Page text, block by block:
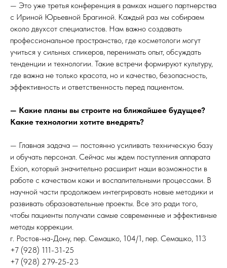
— Это уже третья конференция в рамках нашего партнерства
с Ириной Юрьевной Брагиной. Каждый раз мы собираем
около двухсот специалистов. Нам важно создавать
профессиональное пространство, где косметологи могут
учиться у сильных спикеров, перенимать опыт, обсуждать
тенденции и технологии. Такие встречи формируют культуру,
где важна не только красота, но и качество, безопасность,
эффективность и ответственность перед пациентом.
— Какие планы вы строите на ближайшее будущее?
Какие технологии хотите внедрять?
— Главная задача — постоянно усиливать техническую базу
и обучать персонал. Сейчас мы ждем поступления аппарата
Exion, который значительно расширит наши возможности в
работе с качеством кожи и воспалительными процессами. В
научной части продолжаем интегрировать новые методики и
развивать образовательные проекты. Все это ради того,
чтобы пациенты получали самые современные и эффективные
методы коррекции.
г. Ростов-на-Дону, пер. Семашко, 104/1, пер. Семашко, 113
+7 (928) 111-31-25
+7 (928) 279-25-23